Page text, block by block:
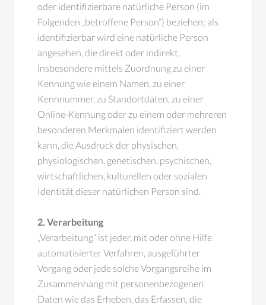
oder identifizierbare natürliche Person (im
Folgenden „betroffene Person“) beziehen; als
identifizierbar wird eine natürliche Person
angesehen, die direkt oder indirekt,
insbesondere mittels Zuordnung zu einer
Kennung wie einem Namen, zu einer
Kennnummer, zu Standortdaten, zu einer
Online-Kennung oder zu einem oder mehreren
besonderen Merkmalen identifiziert werden
kann, die Ausdruck der physischen,
physiologischen, genetischen, psychischen,
wirtschaftlichen, kulturellen oder sozialen
Identität dieser natürlichen Person sind.
2. Verarbeitung
„Verarbeitung“ ist jeder, mit oder ohne Hilfe
automatisierter Verfahren, ausgeführter
Vorgang oder jede solche Vorgangsreihe im
Zusammenhang mit personenbezogenen
Daten wie das Erheben, das Erfassen, die